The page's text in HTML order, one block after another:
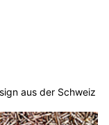
aus der Schweiz